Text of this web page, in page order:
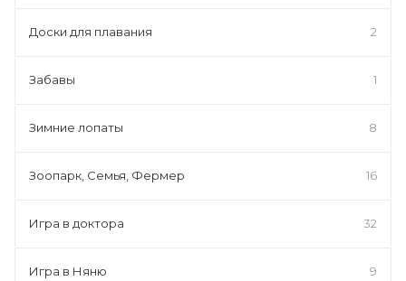
Доски для плавания 2
Забавы 1
Зимние лопаты 8
Зоопарк, Семья, Фермер 16
Игра в доктора 32
Игра в Няню 9